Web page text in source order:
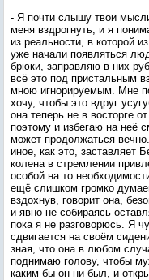
- Я почти слышу твои
меня вздрогнуть, и я
из реальности, в которой
уже начали появляться
брюки, заправляю в них
всё это под пристальным
мною игнорируемым. Мне
хочу, чтобы это вдруг
она теперь не в восторге
поэтому и избегаю на неё
может продолжаться
иное, как это, заставляет
колена в стремлении
особой на то
ещё слишком громко
вздохнув, говорит она,
и явно не собираясь
пока я не разговорюсь. Я
сдвигается на своём
зная, что она в любом
поднимаю голову, чтобы
каким бы он ни был, и